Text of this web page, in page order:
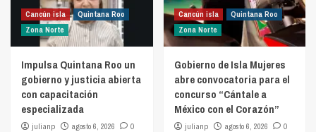
Cancún isla
Quintana Roo
Zona Norte
Impulsa Quintana Roo un
gobierno y justicia abierta
con capacitación
especializada
julianp agosto 6, 2026 0
Cancún isla
Quintana Roo
Zona Norte
Gobierno de Isla Mujeres
abre convocatoria para el
concurso “Cántale a
México con el Corazón”
julianp agosto 6, 2026 0